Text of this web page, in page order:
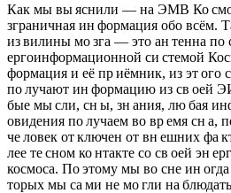
Как мы вы яснили — на ЭМВ Ко
зграничная ин формация обо всём.
из вилины мо зга — это ан тенна по
ергоинформационной си стемой
формация и её пр иёмник, из эт ого
по лучают ин формацию из св оей
бые мы сли, сн ы, зн ания, лю бая
овидения по лучаем во вр емя сн а,
че ловек от ключен от вн ешних фа
лее те сном ко нтакте со св оей эн
космоса. По этому мы во сне ин
торых мы са ми не мо гли на